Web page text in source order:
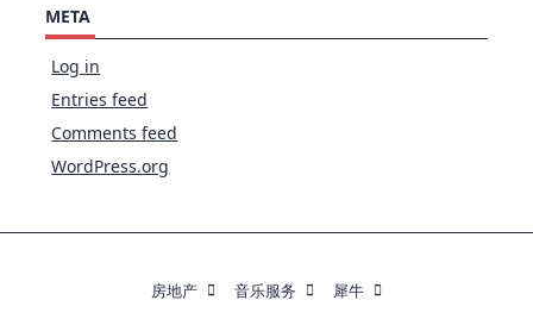
META
Log in
Entries feed
Comments feed
WordPress.org
房地产 音乐服务 犀牛